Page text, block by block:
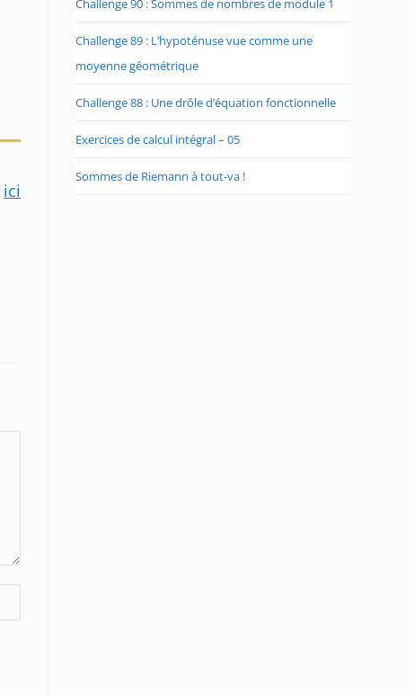
ici
Challenge 90 : Sommes de nombres de module 1
Challenge 89 : L’hypoténuse vue comme une
moyenne géométrique
Challenge 88 : Une drôle d’équation fonctionnelle
Exercices de calcul intégral – 05
Sommes de Riemann à tout-va !